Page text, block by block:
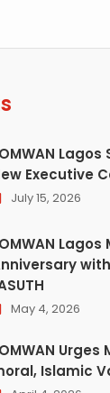
Executive
July 15, 2026
May 4, 2026
Islamic